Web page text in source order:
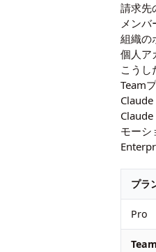
請求先
メンバ
組織の
個人ア
こうし
Team
Claude
モーシ
プラ
Pro
Team